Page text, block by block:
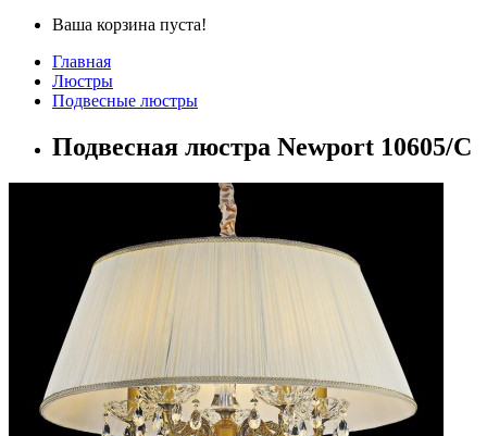
Ваша корзина пуста!
Главная
Люстры
Подвесные люстры
Подвесная люстра Newport 10605/C